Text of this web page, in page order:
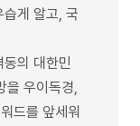
습게 알고, 국
의 대한민
우이독경,
드를 앞세워